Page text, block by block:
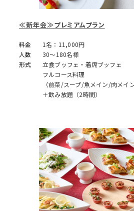
≪新年会≫プレミアムプラン
料金
1名：11,000円
人数
30～180名様
形式
立食ブッフェ・着席ブッフェ
フルコース料理
（前菜/スープ/魚メイン/肉メイ
＋飲み放題（2時間）